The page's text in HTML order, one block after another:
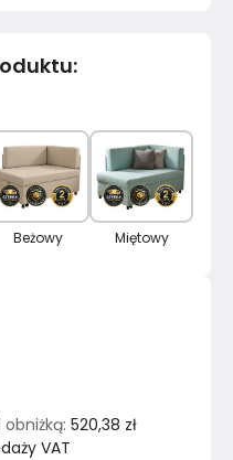
obniżką: 520,38 zł
VAT
:
Beżowy Miętowy